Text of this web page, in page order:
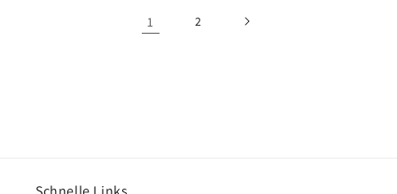
1 2